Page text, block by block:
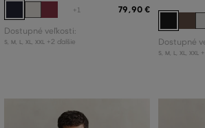
+1 79,90 €
Dostupné veľkosti:
S, M L XL XXL +2 ďalšie Dostupné
S, M L XL XXL